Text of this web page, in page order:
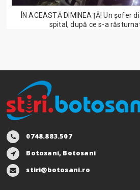
ÎN ACEASTĂ DIMINEAȚĂ! Un șofer
spital, după ce s-a
0748.883.507
Botosani, Botosani
stiri@botosani.ro